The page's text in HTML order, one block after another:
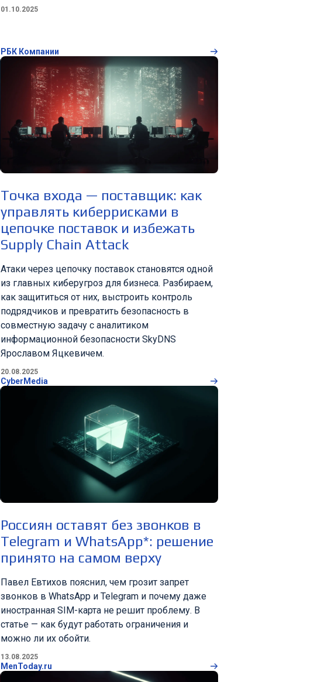
01.10.2025
РБК Компании
Точка входа — поставщик: как
управлять киберрисками в
цепочке поставок и избежать
Supply Chain Attack
Атаки через цепочку поставок становятся одной
из главных киберугроз для бизнеса. Разбираем,
как защититься от них, выстроить контроль
подрядчиков и превратить безопасность в
совместную задачу с аналитиком
информационной безопасности SkyDNS
Ярославом Яцкевичем.
20.08.2025
CyberMedia
Россиян оставят без звонков в
Telegram и WhatsApp*: решение
принято на самом верху
Павел Евтихов пояснил, чем грозит запрет
звонков в WhatsApp и Telegram и почему даже
иностранная SIM-карта не решит проблему. В
статье — как будут работать ограничения и
можно ли их обойти.
13.08.2025
MenToday.ru